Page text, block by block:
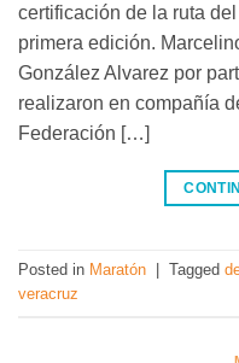
certificación de la ruta
primera edición.
González Alvarez por
realizaron en compañía
Federación […]
Posted in Maratón Tagged
veracruz